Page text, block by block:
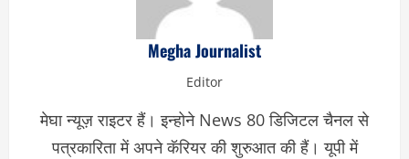
Megha Journalist
Editor
मेघा न्यूज़ राइटर हैं। इन्होने News 80 डिजिटल चैनल से
पत्रकारिता में अपने कॅरियर की शुरुआत की हैं। यूपी में